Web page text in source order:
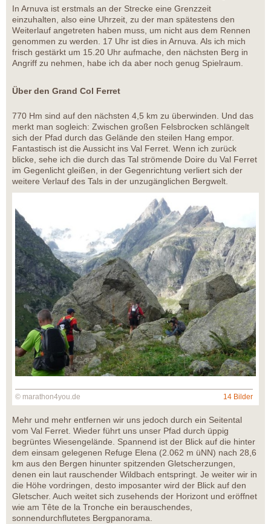
In Arnuva ist erstmals an der Strecke eine Grenzzeit
einzuhalten, also eine Uhrzeit, zu der man spätestens den
Weiterlauf angetreten haben muss, um nicht aus dem Rennen
genommen zu werden. 17 Uhr ist dies in Arnuva. Als ich mich
frisch gestärkt um 15.20 Uhr aufmache, den nächsten Berg in
Angriff zu nehmen, habe ich da aber noch genug Spielraum.
Über den Grand Col Ferret
770 Hm sind auf den nächsten 4,5 km zu überwinden. Und das
merkt man sogleich: Zwischen großen Felsbrocken schlängelt
sich der Pfad durch das Gelände den steilen Hang empor.
Fantastisch ist die Aussicht ins Val Ferret. Wenn ich zurück
blicke, sehe ich die durch das Tal strömende Doire du Val Ferret
im Gegenlicht gleißen, in der Gegenrichtung verliert sich der
weitere Verlauf des Tals in der unzugänglichen Bergwelt.
© marathon4you.de 14 Bilder
Mehr und mehr entfernen wir uns jedoch durch ein Seitental
vom Val Ferret. Wieder führt uns unser Pfad durch üppig
begrüntes Wiesengelände. Spannend ist der Blick auf die hinter
dem einsam gelegenen Refuge Elena (2.062 m üNN) nach 28,6
km aus den Bergen hinunter spitzenden Gletscherzungen,
denen ein laut rauschender Wildbach entspringt. Je weiter wir in
die Höhe vordringen, desto imposanter wird der Blick auf den
Gletscher. Auch weitet sich zusehends der Horizont und eröffnet
wie am Tête de la Tronche ein berauschendes,
sonnendurchflutetes Bergpanorama.